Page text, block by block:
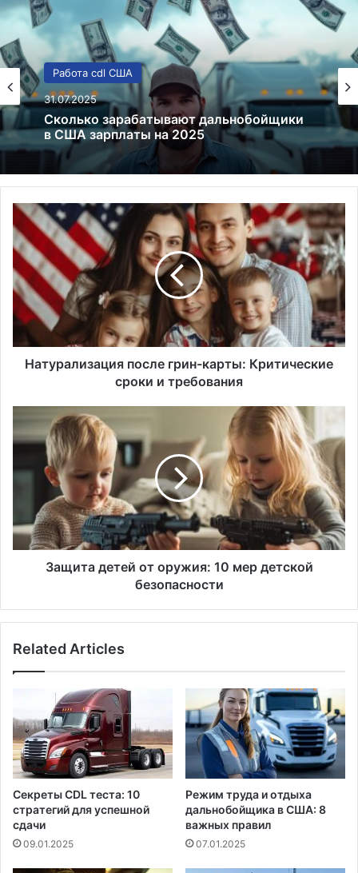
Работа в США
31.07.2025
Работа в США: вакансии, зарплата в 2025
Натурализация
после
грин-
карты:
Критические
сроки
и
требования
Натурализация после грин-карты: Критические
сроки и требования
от
оружия:
детской
безопасности
Защита детей от оружия: 10 мер детской
безопасности
Related Articles
Секреты CDL теста: 10
стратегий для успешной
сдачи
09.01.2025
Режим труда и отдыха
дальнобойщика в США: 8
важных правил
07.01.2025